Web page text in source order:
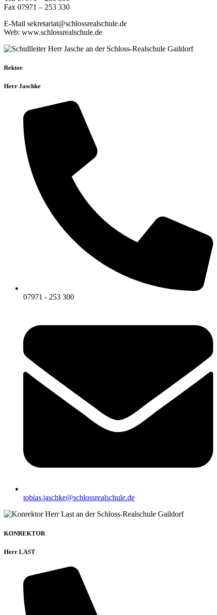
Fax 07971 – 253 330
E-Mail sekretariat@schlossrealschule.de
Web: www.schlossrealschule.de
Rektor
Herr Jaschke
07971 - 253 300
tobias.jaschke@schlossrealschule.de
KONREKTOR
Herr LAST